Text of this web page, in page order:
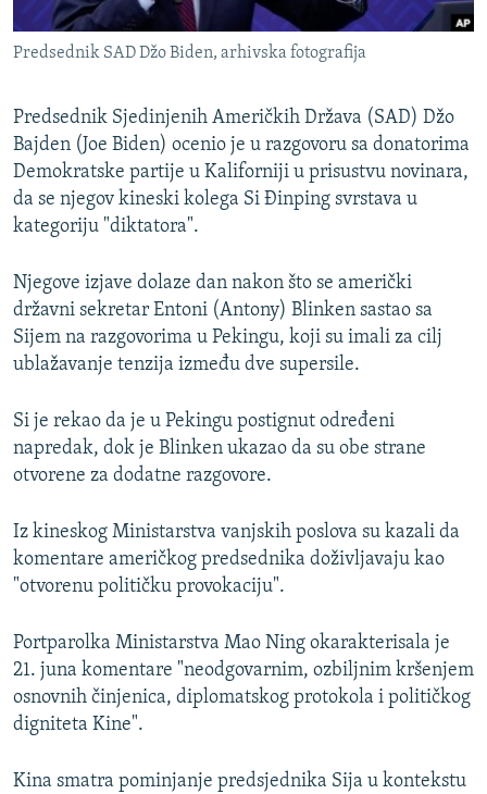
VIŠE OD NASLOVA
POPLAVE I KLIZIŠTA U BIH 2024.
TV LIBERTY
POST SCRIPTUM
MOJA EVROPA
SVE KARTE DEJTONA
NASTANAK I RASPAD JUGOSLAVIJE
PRATITE NAS
Sve RFE/RL stranice
Predsednik SAD Džo Biden, arhivska fotografija
Predsednik Sjedinjenih Američkih Država (SAD) Džo
Bajden (Joe Biden) ocenio je u razgovoru sa donatorima
Demokratske partije u Kaliforniji u prisustvu novinara,
da se njegov kineski kolega Si Đinping svrstava u
kategoriju "diktatora".
Njegove izjave dolaze dan nakon što se američki
državni sekretar Entoni (Antony) Blinken sastao sa
Sijem na razgovorima u Pekingu, koji su imali za cilj
ublažavanje tenzija između dve supersile.
Si je rekao da je u Pekingu postignut određeni
napredak, dok je Blinken ukazao da su obe strane
otvorene za dodatne razgovore.
Iz kineskog Ministarstva vanjskih poslova su kazali da
komentare američkog predsednika doživljavaju kao
"otvorenu političku provokaciju".
Portparolka Ministarstva Mao Ning okarakterisala je
21. juna komentare "neodgovarnim, ozbiljnim kršenjem
osnovnih činjenica, diplomatskog protokola i političkog
digniteta Kine".
Kina smatra pominjanje predsjednika Sija u kontekstu